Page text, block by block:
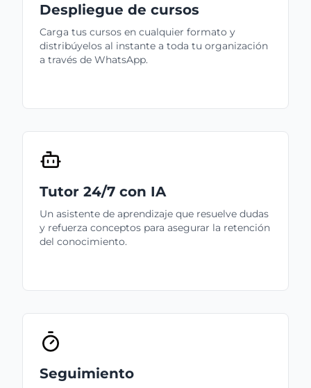
Despliegue de cursos
Carga tus cursos en cualquier formato y
distribúyelos al instante a toda tu organización
a través de WhatsApp.
Tutor 24/7 con IA
Un asistente de aprendizaje que resuelve dudas
y refuerza conceptos para asegurar la retención
del conocimiento.
Seguimiento